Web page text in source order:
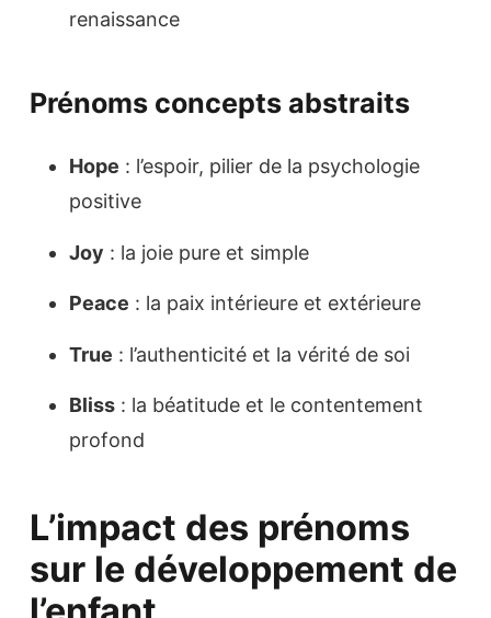
renaissance
Prénoms concepts abstraits
Hope : l’espoir, pilier de la psychologie
positive
Joy : la joie pure et simple
Peace : la paix intérieure et extérieure
True : l’authenticité et la vérité de soi
Bliss : la béatitude et le contentement
profond
L’impact des prénoms
sur le développement de